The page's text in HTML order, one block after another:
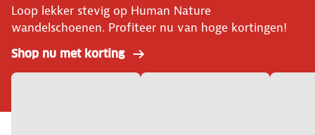
Loop lekker stevig op Human Nature
wandelschoenen. Profiteer nu van hoge kortingen!
Shop nu met korting